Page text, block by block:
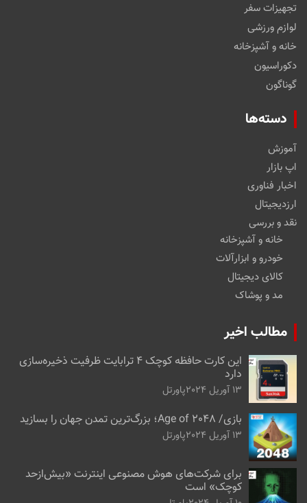
تجهیزات سفر
لوازم ورزشی
خانه و آشپزخانه
دکوراسیون
گوناگون
دسته‌ها
آموزش
اپ بازار
اخبار فناوری
ارزدیجیتال
نقد و بررسی
خانه و آشپزخانه
خودرو و ابزارآلات
کالای دیجیتال
مد و پوشاک
مطالب اخیر
این کارت حافظه کوچک ۴ ترابایت ظرفیت ذخیره‌سازی
دارد
13 آوریل 2024 پاورتل
بازی/ Age of 2048؛ بزرگ‌ترین تمدن جهان را بسازید
13 آوریل 2024 پاورتل
برای شرکت‌های هوش مصنوعی اینترنت «بیش‌از‌حد
کوچک» است